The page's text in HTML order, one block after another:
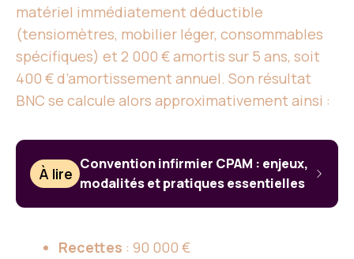
matériel immédiatement déductible
(tensiomètres, mobilier léger, consommables
spécifiques) et 2 000 € amortis sur 5 ans, soit
400 € d’amortissement annuel. Son résultat
BNC se calcule alors approximativement ainsi :
À lire
Convention infirmier CPAM : enjeux,
modalités et pratiques essentielles
Recettes : 90 000 €